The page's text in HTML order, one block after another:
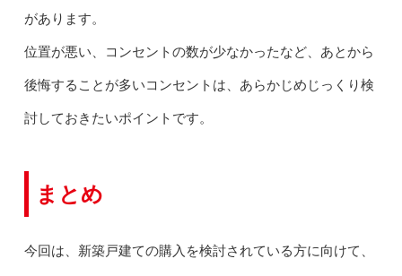
があります。
位置が悪い、コンセントの数が少なかったなど、あとから
後悔することが多いコンセントは、あらかじめじっくり検
討しておきたいポイントです。
まとめ
今回は、新築戸建ての購入を検討されている方に向けて、